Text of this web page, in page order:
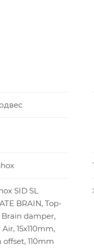
SID SL
BRAIN, Top-
damper,
15x110mm,
110mm